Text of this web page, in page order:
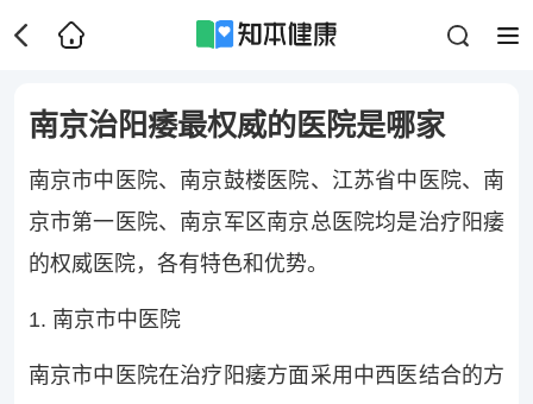
南京治阳痿最权威的医院是哪家
南京市中医院、南京鼓楼医院、江苏省中医院、南
京市第一医院、南京军区南京总医院均是治疗阳痿
的权威医院，各有特色和优势。
1. 南京市中医院
南京市中医院在治疗阳痿方面采用中西医结合的方